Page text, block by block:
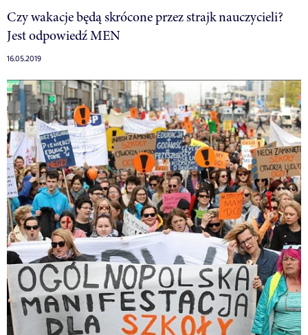
Czy wakacje będą skrócone przez strajk nauczycieli?
Jest odpowiedź MEN
16.05.2019